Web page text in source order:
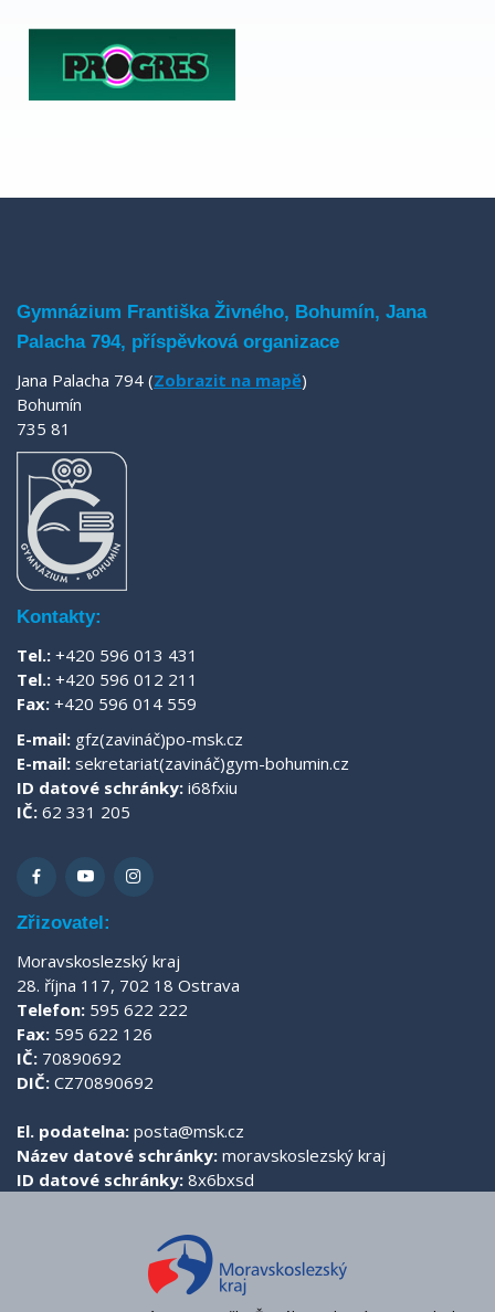
Gymnázium Františka Živného, Bohumín, Jana
Palacha 794, příspěvková organizace
Jana Palacha 794 (Zobrazit na mapě)
Bohumín
735 81
Kontakty:
Tel.: +420 596 013 431
Tel.: +420 596 012 211
Fax: +420 596 014 559
E-mail: gfz(zavináč)po-msk.cz
E-mail: sekretariat(zavináč)gym-bohumin.cz
ID datové schránky: i68fxiu
IČ: 62 331 205
Zřizovatel:
Moravskoslezský kraj
28. října 117, 702 18 Ostrava
Telefon: 595 622 222
Fax: 595 622 126
IČ: 70890692
DIČ: CZ70890692
El. podatelna: posta@msk.cz
Název datové schránky: moravskoslezský kraj
ID datové schránky: 8x6bxsd